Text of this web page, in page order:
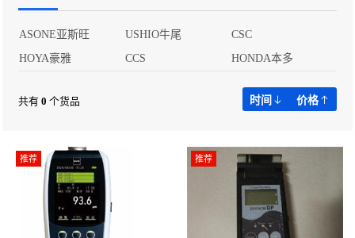
ASONE亚斯旺 USHIO牛尾
CSC
HOYA豪雅
CCS HONDA本多
共有 0 个货品 时间 价格
推荐 推荐